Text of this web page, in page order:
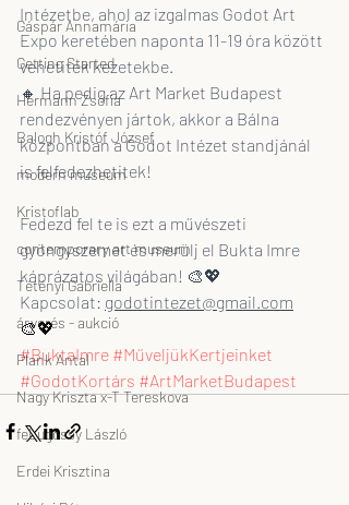
Gáspár Annamária
Getting Started
Hermann Zsófia
Balogh Kristóf József
modern museum
Kristoflab
contemporary art museum
Tétényi Gabriella
árverés - aukció
Plank Antal
Nagy Kriszta x-T Tereskova
feLugossy László
Erdei Krisztina
Intézetbe, ahol az izgalmas Godot Art
Expo keretében naponta 11-19 óra között
vehetitek kezetekbe.
🔸 Ha pedig az Art Market Budapest
rendezvényen jártok, akkor a Bálna
központban a Godot Intézet standjánál
is felfedezhetitek!
Fedezd fel te is ezt a művészeti
gyöngyszemet és merülj el Bukta Imre
káprázatos világában! 🎨💖
Kapcsolat: godotintezet@gmail.com
🎨💖
#BuktaImre #MűveljükKertjeinket
#GodotKortárs #ArtMarketBudapest